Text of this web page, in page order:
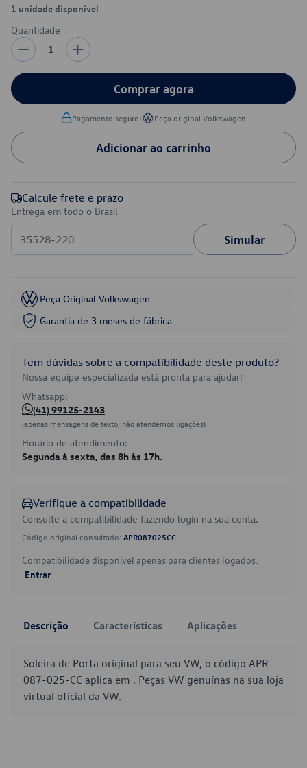
1 unidade disponível
Quantidade
1
Comprar agora
Pagamento seguro• Peça original Volkswagen
Adicionar ao carrinho
Calcule frete e prazo
Entrega em todo o Brasil
Simular
Peça Original Volkswagen
Garantia de 3 meses de fábrica
Tem dúvidas sobre a compatibilidade deste produto?
Nossa equipe especializada está pronta para ajudar!
Whatsapp:
(41) 99125-2143
(apenas mensagens de texto, não atendemos ligações)
Horário de atendimento:
Segunda à sexta, das 8h às 17h.
Verifique a compatibilidade
Consulte a compatibilidade fazendo login na sua conta.
Código original consultado: APR087025CC
Compatibilidade disponível apenas para clientes logados.
Entrar
Descrição Características Aplicações
Soleira de Porta original para seu VW, o código APR-
087-025-CC aplica em . Peças VW genuínas na sua loja
virtual oficial da VW.